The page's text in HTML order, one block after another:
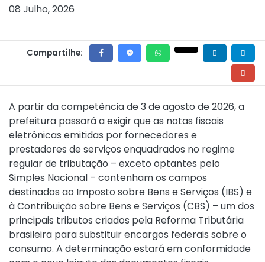
08 Julho, 2026
Compartilhe:
A partir da competência de 3 de agosto de 2026, a
prefeitura passará a exigir que as notas fiscais
eletrônicas emitidas por fornecedores e
prestadores de serviços enquadrados no regime
regular de tributação – exceto optantes pelo
Simples Nacional – contenham os campos
destinados ao Imposto sobre Bens e Serviços (IBS) e
à Contribuição sobre Bens e Serviços (CBS) – um dos
principais tributos criados pela Reforma Tributária
brasileira para substituir encargos federais sobre o
consumo. A determinação estará em conformidade